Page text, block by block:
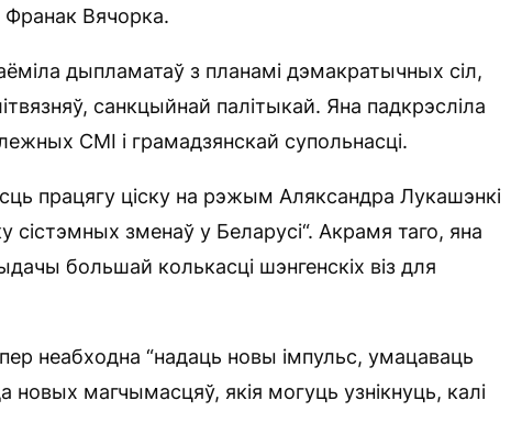
Франак Вячорка.
дыпламатаў з планамі дэмакратычных сіл,
санкцыйнай палітыкай. Яна падкрэсліла
СМІ і грамадзянскай супольнасці.
працягу ціску на рэжым Аляксандра Лукашэнкі
сістэмных зменаў у Беларусі“. Акрамя таго, яна
большай колькасці шэнгенскіх віз для
неабходна “надаць новы імпульс, умацаваць
новых магчымасцяў, якія могуць узнікнуць, калі